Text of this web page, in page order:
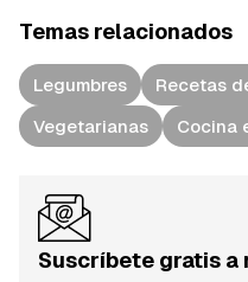
Temas relacionados
Legumbres
Recetas
Vegetarianas
Cocina
Suscríbete gratis a